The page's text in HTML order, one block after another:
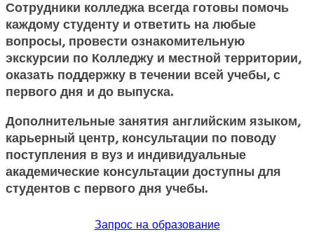
Сотрудники колледжа всегда готовы помочь
каждому студенту и ответить на любые
вопросы, провести ознакомительную
экскурсии по Колледжу и местной территории,
оказать поддержку в течении всей учебы, с
первого дня и до выпуска.
Дополнительные занятия английским языком,
карьерный центр, консультации по поводу
поступления в вуз и индивидуальные
академические консультации доступны для
студентов с первого дня учебы.
Запрос на образование